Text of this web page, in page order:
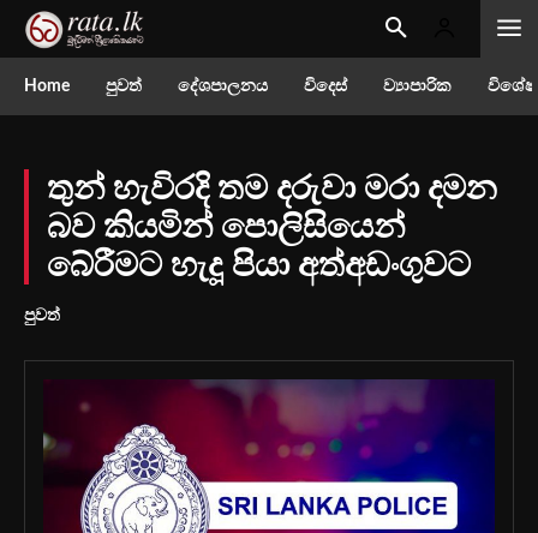
Home පුවත් දේශපාලනය විදෙස් ව්‍යාපාරික
තුන් හැවිරදි තම දරුවා මරා දමන
බව කියමින් පොලිසියෙන්
බේරීමට හැදූ පියා අත්අඩංගුවට
පුවත්